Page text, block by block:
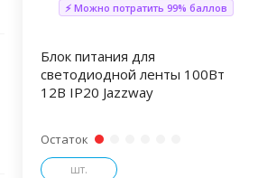
⚡ Можно потратить 99% баллов
Блок питания для
светодиодной ленты 100Вт
12В IP20 Jazzway
Остаток
шт.